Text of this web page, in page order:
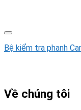
Bệ kiểm tra phanh
Về chúng tôi